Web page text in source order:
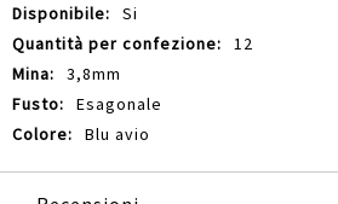
Si
12
3,8mm
Esagonale
Blu avio